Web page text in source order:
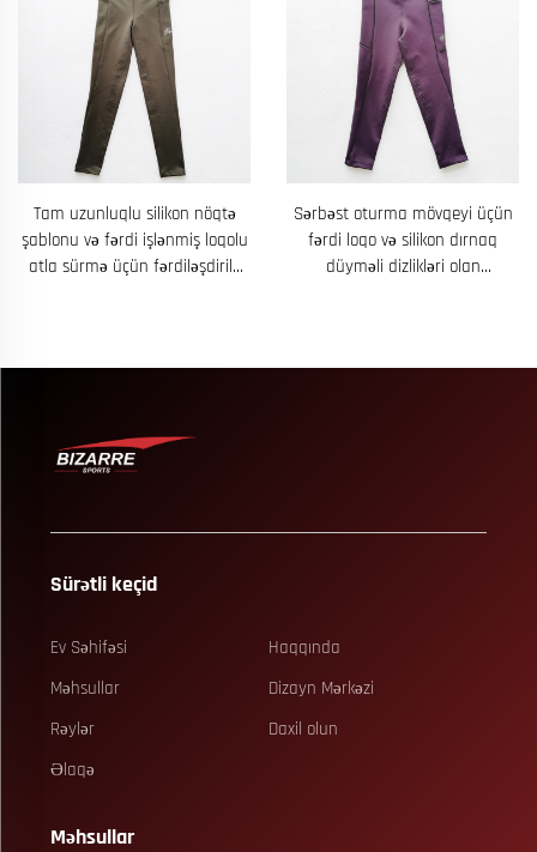
Tam uzunluqlu silikon nöqtə
şablonu və fərdi işlənmiş loqolu
atla sürmə üçün fərdiləşdirilə
Sərbəst oturma mövqeyi üçün
fərdi loqo və silikon dırnaq
düyməli dizlikləri olan
Sürətli keçid
Ev Səhifəsi
Haqqında
Məhsullar
Dizayn Mərkəzi
Rəylər
Daxil olun
Əlaqə
Məhsullar